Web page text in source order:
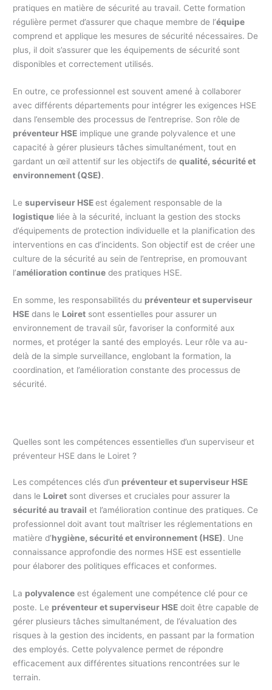
pratiques en matière de sécurité au travail. Cette formation
régulière permet d’assurer que chaque membre de l’équipe
comprend et applique les mesures de sécurité nécessaires. De
plus, il doit s’assurer que les équipements de sécurité sont
disponibles et correctement utilisés.
En outre, ce professionnel est souvent amené à collaborer
avec différents départements pour intégrer les exigences HSE
dans l’ensemble des processus de l’entreprise. Son rôle de
préventeur HSE implique une grande polyvalence et une
capacité à gérer plusieurs tâches simultanément, tout en
gardant un œil attentif sur les objectifs dequalité, sécurité et
environnement (QSE).
Lesuperviseur HSEest également responsable de la
logistique liée à la sécurité, incluant la gestion des stocks
d’équipements de protection individuelle et la planification des
interventions en cas d’incidents. Son objectif est de créer une
culture de la sécurité au sein de l’entreprise, en promouvant
l’amélioration continue des pratiques HSE.
En somme, les responsabilités du préventeur et superviseur
HSE dans le Loiret sont essentielles pour assurer un
environnement de travail sûr, favoriser la conformité aux
normes, et protéger la santé des employés. Leur rôle va au-
delà de la simple surveillance, englobant la formation, la
coordination, et l’amélioration constante des processus de
sécurité.
Quelles sont les compétences essentielles d’un superviseur et
préventeur HSE dans le Loiret ?
Les compétences clés d’un préventeur et superviseur HSE
dans le Loiret sont diverses et cruciales pour assurer la
sécurité au travail et l’amélioration continue des pratiques. Ce
professionnel doit avant tout maîtriser les réglementations en
matière d’hygiène, sécurité et environnement (HSE). Une
connaissance approfondie des normes HSE est essentielle
pour élaborer des politiques efficaces et conformes.
La polyvalence est également une compétence clé pour ce
poste. Le préventeur et superviseur HSE doit être capable de
gérer plusieurs tâches simultanément, de l’évaluation des
risques à la gestion des incidents, en passant par la formation
des employés. Cette polyvalence permet de répondre
efficacement aux différentes situations rencontrées sur le
terrain.